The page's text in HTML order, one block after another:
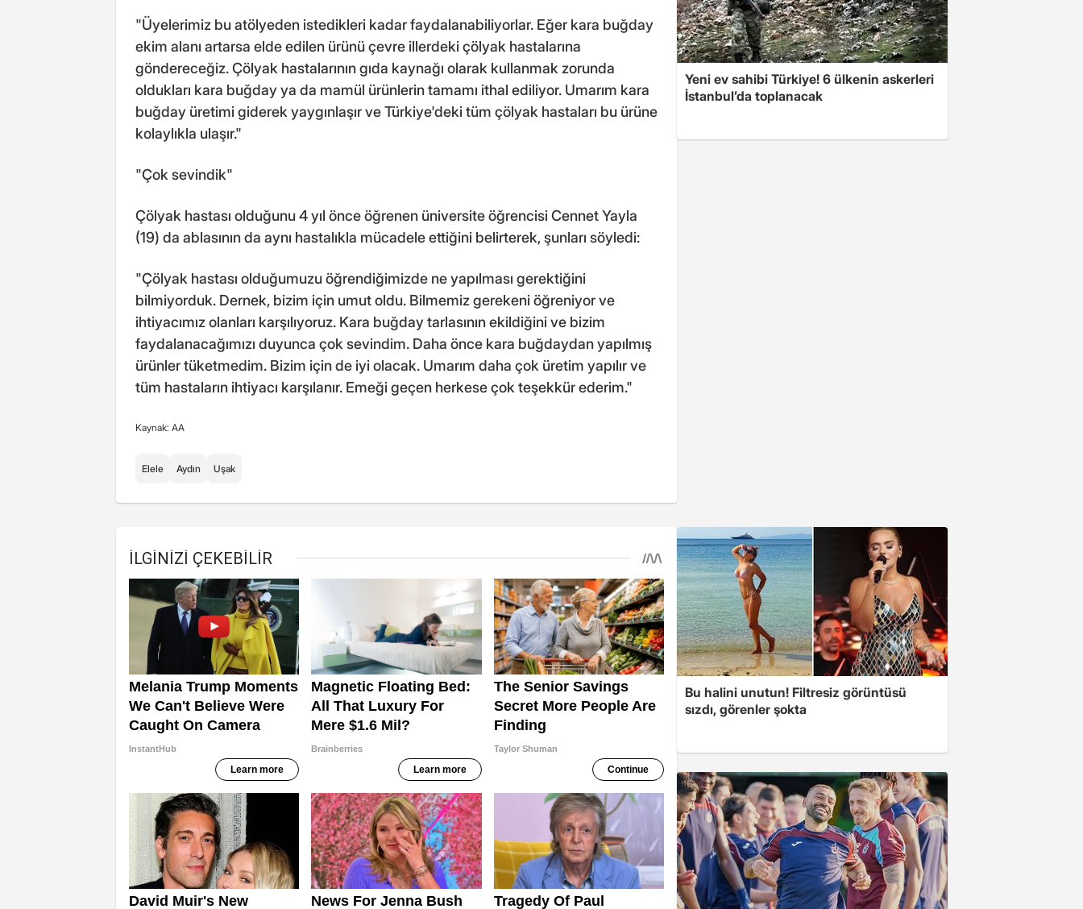
"Üyelerimiz bu atölyeden istedikleri kadar faydalanabiliyorlar. Eğer kara buğday
ekim alanı artarsa elde edilen ürünü çevre illerdeki çölyak hastalarına
göndereceğiz. Çölyak hastalarının gıda kaynağı olarak kullanmak zorunda
oldukları kara buğday ya da mamül ürünlerin tamamı ithal ediliyor. Umarım kara
buğday üretimi giderek yaygınlaşır ve Türkiye'deki tüm çölyak hastaları bu ürüne
kolaylıkla ulaşır."
"Çok sevindik"
Çölyak hastası olduğunu 4 yıl önce öğrenen üniversite öğrencisi Cennet Yayla
(19) da ablasının da aynı hastalıkla mücadele ettiğini belirterek, şunları söyledi:
"Çölyak hastası olduğumuzu öğrendiğimizde ne yapılması gerektiğini
bilmiyorduk. Dernek, bizim için umut oldu. Bilmemiz gerekeni öğreniyor ve
ihtiyacımız olanları karşılıyoruz. Kara buğday tarlasının ekildiğini ve bizim
faydalanacağımızı duyunca çok sevindim. Daha önce kara buğdaydan yapılmış
ürünler tüketmedim. Bizim için de iyi olacak. Umarım daha çok üretim yapılır ve
tüm hastaların ihtiyacı karşılanır. Emeği geçen herkese çok teşekkür ederim."
Kaynak: AA
Elele Aydın Uşak
Yeni ev sahibi Türkiye! 6 ülkenin askerleri
İstanbul’da toplanacak
Bu halini unutun! Filtresiz görüntüsü
sızdı, görenler şokta